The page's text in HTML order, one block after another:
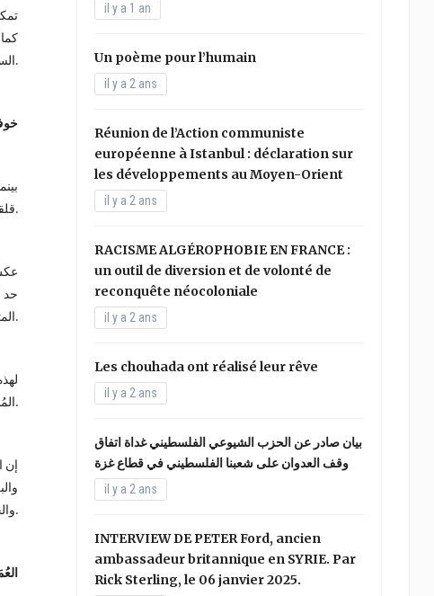
السياسيين البرجوازيين وعملاء الإمبريالية الذين يريدون استعماله للوصول لسُدة الحكم من أجل خدمة نفس المصالح لنفس العُصب.
قلقة. هذه القوى متخوفةٌ خاصة من عدوى النضال بين الشعوب. من شأنهم أن يقلقوا لأن صدى حركتنا قد أثرت في مالي والسودان.
حد
المتوسط التي تشكل حصنا لأوروبا في الأرض الإفريقية.
المُنتصبين، يجب علينا إسقاط ذلك بالتضامن بين الشعوب المُستغَلة.
إن
والجيران مع من تجمعُنا أواصل ثقافية وتاريخية متينة وكذلك مع بلدان أوروبية حيث تقطن جالية معتبرة من العمال الجزائريين.
il y a 1 an
Un poème pour l’humain
il y a 2 ans
Réunion de l’Action communiste
européenne à Istanbul : déclaration sur
les développements au Moyen-Orient
il y a 2 ans
RACISME ALGÉROPHOBIE EN FRANCE :
un outil de diversion et de volonté de
reconquête néocoloniale
il y a 2 ans
Les chouhada ont réalisé leur rêve
il y a 2 ans
بيان صادر عن الحزب الشيوعي الفلسطيني غداة اتفاق
وقف العدوان على شعبنا الفلسطيني في قطاع غزة
il y a 2 ans
INTERVIEW DE PETER Ford, ancien
ambassadeur britannique en SYRIE. Par
Rick Sterling, le 06 janvier 2025.